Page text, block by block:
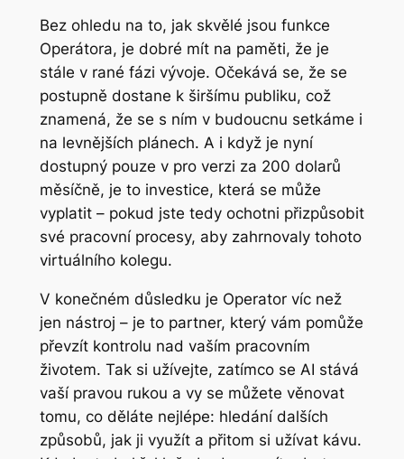
Bez ohledu na to, jak skvělé jsou funkce
Operátora, je dobré mít na paměti, že je
stále v rané fázi vývoje. Očekává se, že se
postupně dostane k širšímu publiku, což
znamená, že se s ním v budoucnu setkáme i
na levnějších plánech. A i když je nyní
dostupný pouze v pro verzi za 200 dolarů
měsíčně, je to investice, která se může
vyplatit – pokud jste tedy ochotni přizpůsobit
své pracovní procesy, aby zahrnovaly tohoto
virtuálního kolegu.
V konečném důsledku je Operator víc než
jen nástroj – je to partner, který vám pomůže
převzít kontrolu nad vaším pracovním
životem. Tak si užívejte, zatímco se AI stává
vaší pravou rukou a vy se můžete věnovat
tomu, co děláte nejlépe: hledání dalších
způsobů, jak ji využít a přitom si užívat kávu.